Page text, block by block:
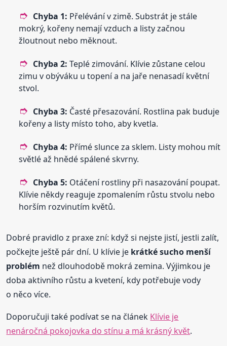
Chyba 1: Přelévání v zimě. Substrát je stále
mokrý, kořeny nemají vzduch a listy začnou
žloutnout nebo měknout.
Chyba 2: Teplé zimování. Klívie zůstane celou
zimu v obýváku u topení a na jaře nenasadí květní
stvol.
Chyba 3: Časté přesazování. Rostlina pak buduje
kořeny a listy místo toho, aby kvetla.
Chyba 4: Přímé slunce za sklem. Listy mohou mít
světlé až hnědé spálené skvrny.
Chyba 5: Otáčení rostliny při nasazování poupat.
Klívie někdy reaguje zpomalením růstu stvolu nebo
horším rozvinutím květů.
Dobré pravidlo z praxe zní: když si nejste jistí, jestli zalít,
počkejte ještě pár dní. U klívie je krátké sucho menší
problém než dlouhodobě mokrá zemina. Výjimkou je
doba aktivního růstu a kvetení, kdy potřebuje vody
o něco více.
Doporučuji také podívat se na článek Klívie je
nenáročná pokojovka do stínu a má krásný květ.